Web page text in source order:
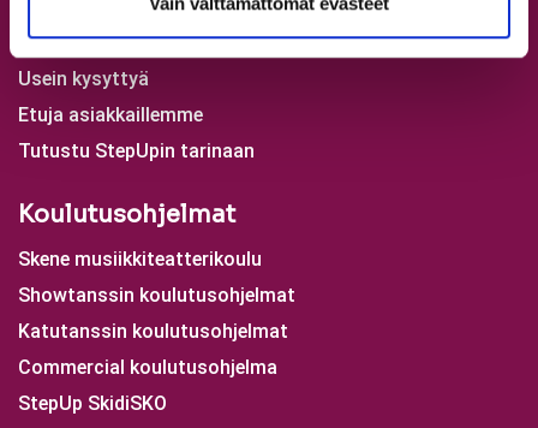
Ilmoittaudu
Usein kysyttyä
Etuja asiakkaillemme
Tutustu StepUpin tarinaan
Koulutusohjelmat
Skene musiikkiteatterikoulu
Showtanssin koulutusohjelmat
Katutanssin koulutusohjelmat
Commercial koulutusohjelma
StepUp SkidiSKO